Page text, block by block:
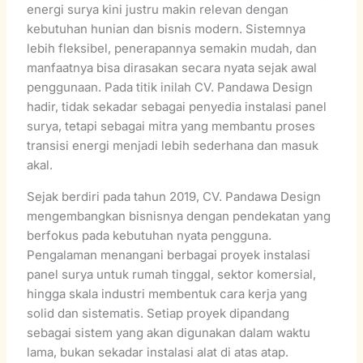
energi surya kini justru makin relevan dengan
kebutuhan hunian dan bisnis modern. Sistemnya
lebih fleksibel, penerapannya semakin mudah, dan
manfaatnya bisa dirasakan secara nyata sejak awal
penggunaan. Pada titik inilah CV. Pandawa Design
hadir, tidak sekadar sebagai penyedia instalasi panel
surya, tetapi sebagai mitra yang membantu proses
transisi energi menjadi lebih sederhana dan masuk
akal.
Sejak berdiri pada tahun 2019, CV. Pandawa Design
mengembangkan bisnisnya dengan pendekatan yang
berfokus pada kebutuhan nyata pengguna.
Pengalaman menangani berbagai proyek instalasi
panel surya untuk rumah tinggal, sektor komersial,
hingga skala industri membentuk cara kerja yang
solid dan sistematis. Setiap proyek dipandang
sebagai sistem yang akan digunakan dalam waktu
lama, bukan sekadar instalasi alat di atas atap.